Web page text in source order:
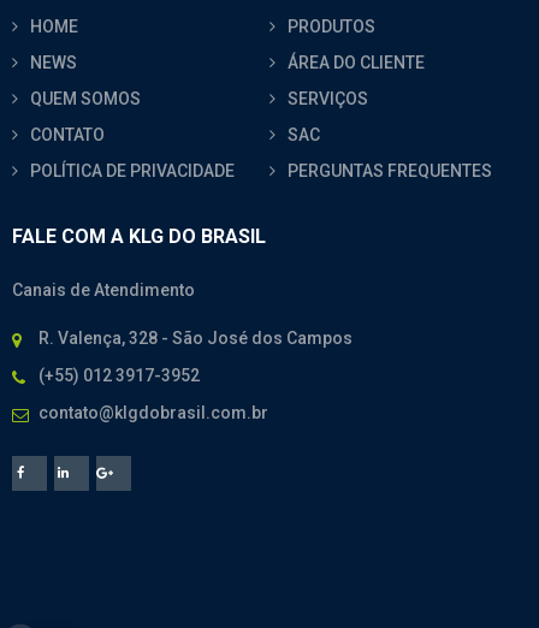
HOME
PRODUTOS
NEWS
ÁREA DO CLIENTE
QUEM SOMOS
SERVIÇOS
CONTATO
SAC
POLÍTICA DE PRIVACIDADE
PERGUNTAS FREQUENTES
FALE COM A KLG DO BRASIL
Canais de Atendimento
R. Valença, 328 - São José dos Campos
(+55) 012 3917-3952
contato@klgdobrasil.com.br